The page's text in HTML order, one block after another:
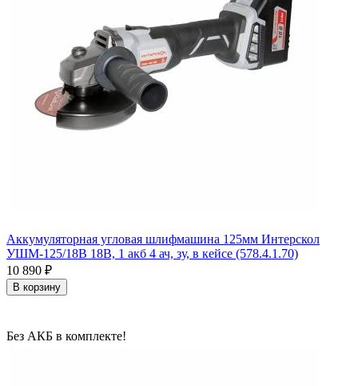
Аккумуляторная угловая шлифмашина 125мм Интерскол
УШМ-125/18В 18В, 1 акб 4 ач, зу, в кейсе (578.4.1.70)
10 890 ₽
В корзину
Без АКБ в комплекте!